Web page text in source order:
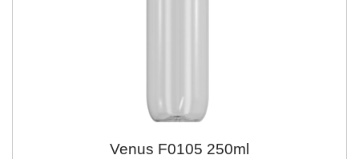
Venus F0105 250ml